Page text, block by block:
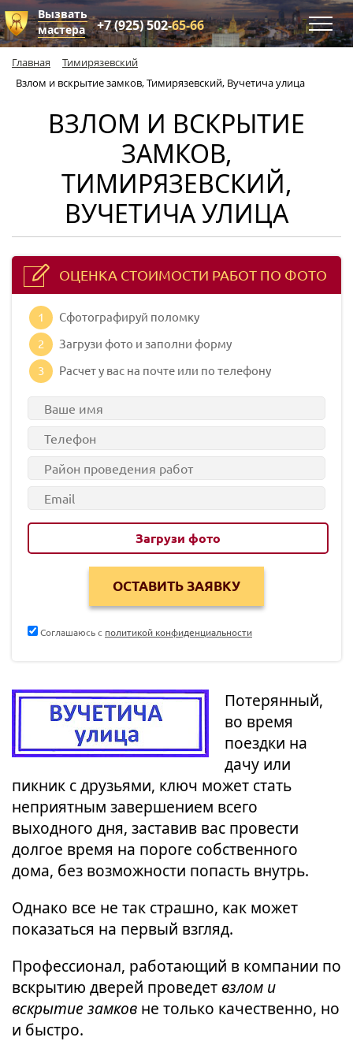
Вызвать
мастера
+7 (925) 502-65-66
Главная
Тимирязевский
Взлом и вскрытие замков, Тимирязевский, Вучетича улица
ВЗЛОМ И ВСКРЫТИЕ
ЗАМКОВ,
ТИМИРЯЗЕВСКИЙ,
ВУЧЕТИЧА УЛИЦА
Потерянный,
во время
поездки на
дачу или
пикник с друзьями, ключ может стать
неприятным завершением всего
выходного дня, заставив вас провести
долгое время на пороге собственного
дома, без возможности попасть внутрь.
Однако все не так страшно, как может
показаться на первый взгляд.
Профессионал, работающий в компании по
вскрытию дверей проведет взлом и
вскрытие замков не только качественно, но
и быстро.
ОЦЕНКА СТОИМОСТИ РАБОТ ПО ФОТО
1
Сфотографируй поломку
2
Загрузи фото и заполни форму
3
Расчет у вас на почте или по телефону
Загрузи фото
Соглашаюсь с политикой конфиденциальности